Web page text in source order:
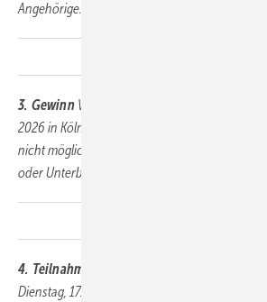
Angehörige.
3. GewinnVerlost werden
2026 in Köln. Eine Barauszahlung oder
nicht möglich. Der Gewinn beinhaltet keine
oder Unterbringungskosten.
4. Teilnahmezeitraum & Ablauf
Dienstag, 17.2.2026 und endet am